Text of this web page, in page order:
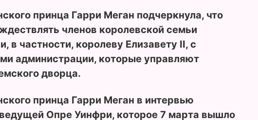
принца Гарри Меган подчеркнула, что
членов королевской семьи
в частности, королеву Елизавету II, с
администрации, которые управляют
дворца.
принца Гарри Меган в интервью
Опре Уинфри, которое 7 марта вышло